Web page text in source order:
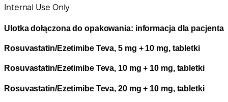
Internal Use Only
Ulotka dołączona do opakowania: informacja dla pacjenta
Rosuvastatin/Ezetimibe Teva, 5 mg + 10 mg, tabletki
Rosuvastatin/Ezetimibe Teva, 10 mg + 10 mg, tabletki
Rosuvastatin/Ezetimibe Teva, 20 mg + 10 mg, tabletki